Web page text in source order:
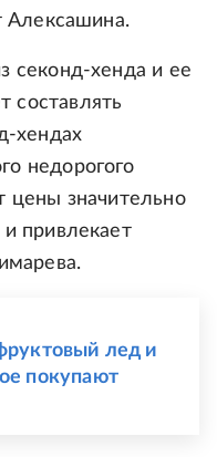
Алексашина.
секонд-хенда и ее
составлять
хендах
недорогого
цены значительно
привлекает
лед и
покупают